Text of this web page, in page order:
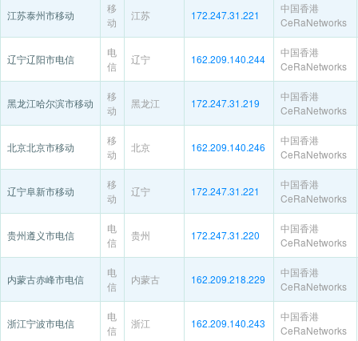
江苏泰州市移动
移
动
江苏 172.247.31.221
中国香港
CeRaNetworks
辽宁辽阳市电信
电
信
辽宁 162.209.140.244
中国香港
CeRaNetworks
黑龙江哈尔滨市移动
移
动
黑龙江 172.247.31.219
中国香港
CeRaNetworks
北京北京市移动
移
动
北京 162.209.140.246
中国香港
CeRaNetworks
辽宁阜新市移动
移
动
辽宁 172.247.31.221
中国香港
CeRaNetworks
贵州遵义市电信
电
信
贵州 172.247.31.220
中国香港
CeRaNetworks
内蒙古赤峰市电信
电
信
内蒙古 162.209.218.229
中国香港
CeRaNetworks
浙江宁波市电信
电
信
浙江 162.209.140.243
中国香港
CeRaNetworks